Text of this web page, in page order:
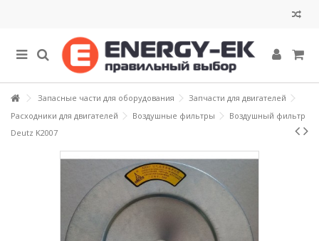
Запасные части для оборудования
Запчасти для двигателей
Расходники для двигателей
Воздушные фильтры
Воздушный фильтр
Deutz K2007